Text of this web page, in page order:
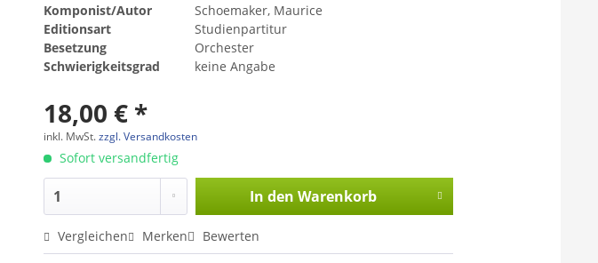
Komponist/Autor
Schoemaker, Maurice
Editionsart
Studienpartitur
Besetzung
Orchester
Schwierigkeitsgrad
keine Angabe
18,00 € *
inkl. MwSt.zzgl. Versandkosten
Sofort versandfertig
In den Warenkorb
Vergleichen Merken Bewerten